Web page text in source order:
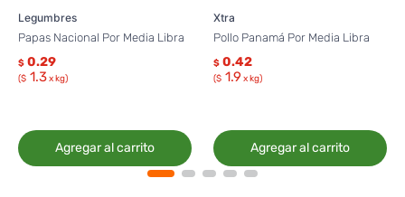
Legumbres
Papas Nacional Por Media Libra
$ 0.29
($ 1.3x kg)
Agregar al carrito
Xtra
Pollo Panamá Por Media Libra
$ 0.42
($ 1.9 x kg)
Agregar al carrito